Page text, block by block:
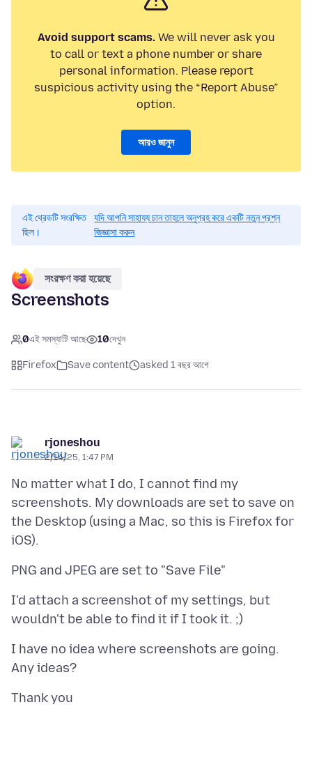
Avoid support scams.We will never ask you
to call or text a phone number or share
personal information. Please report
suspicious activity using the “Report Abuse”
option.
আরও জানুন
এই থ্রেডটি সংরক্ষিত
ছিল।
যদি আপনি সাহায্য চান তাহলে অনুগ্রহ করে একটি নতুন প্রশ্ন
জিজ্ঞাসা করুন
সংরক্ষণ করা হয়েছে
Screenshots
0এই সমস্যাটি আছে 10দেখুন
Firefox Save content asked 1 বছর আগে
rjoneshou
2/14/25, 1:47 PM
No matter what I do, I cannot find my
screenshots. My downloads are set to save on
the Desktop (using a Mac, so this is Firefox for
I'd attach a screenshot of my settings, but
I have no idea where screenshots are going.